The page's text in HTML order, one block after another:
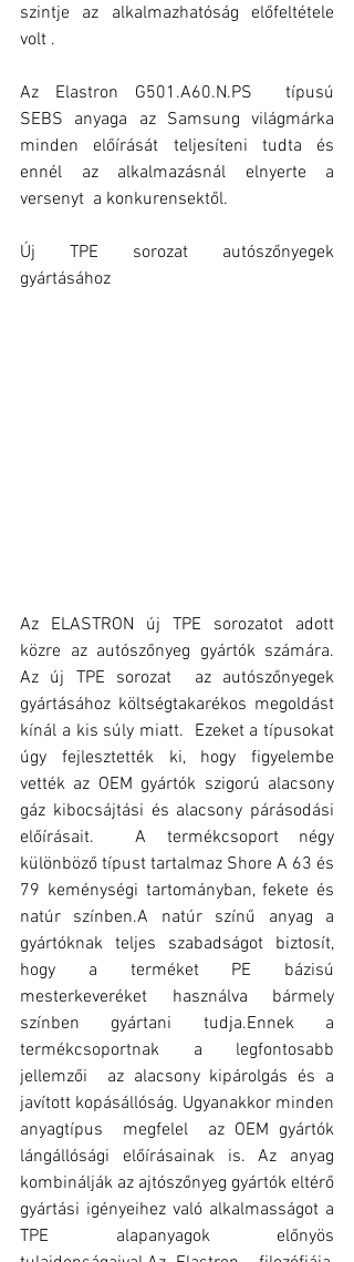
szintje az alkalmazhatóság előfeltétele
volt .
Az Elastron G501.A60.N.PS  típusú
SEBS anyaga az Samsung világmárka
minden előírását teljesíteni tudta és
ennél az alkalmazásnál elnyerte a
versenyt  a konkurensektől.
Új TPE sorozat autószőnyegek
gyártásához
Az ELASTRON új TPE sorozatot adott
közre az autószőnyeg gyártók számára.
Az új TPE sorozat  az autószőnyegek
gyártásához költségtakarékos megoldást
kínál a kis súly miatt.  Ezeket a típusokat
úgy fejlesztették ki, hogy figyelembe
vették az OEM gyártók szigorú alacsony
gáz kibocsájtási és alacsony párásodási
előírásait.  A termékcsoport négy
különböző típust tartalmaz Shore A 63 és
79 keménységi tartományban, fekete és
natúr színben.A natúr színű anyag a
gyártóknak teljes szabadságot biztosít,
hogy a terméket PE bázisú
mesterkeveréket használva bármely
színben gyártani tudja.Ennek a
termékcsoportnak a legfontosabb
jellemzői  az alacsony kipárolgás és a
javított kopásállóság. Ugyanakkor minden
anyagtípus  megfelel  az OEM gyártók
lángállósági előírásainak is. Az anyag
kombinálják az ajtószőnyeg gyártók eltérő
gyártási igényeihez való alkalmasságot a
TPE alapanyagok előnyös